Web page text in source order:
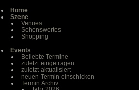
Home
Szene
Venues
Sehenswertes
Shopping
Events
Beliebte Termine
zuletzt eingetragen
zuletzt aktualisiert
neuen Termin einschicken
Termin Archiv